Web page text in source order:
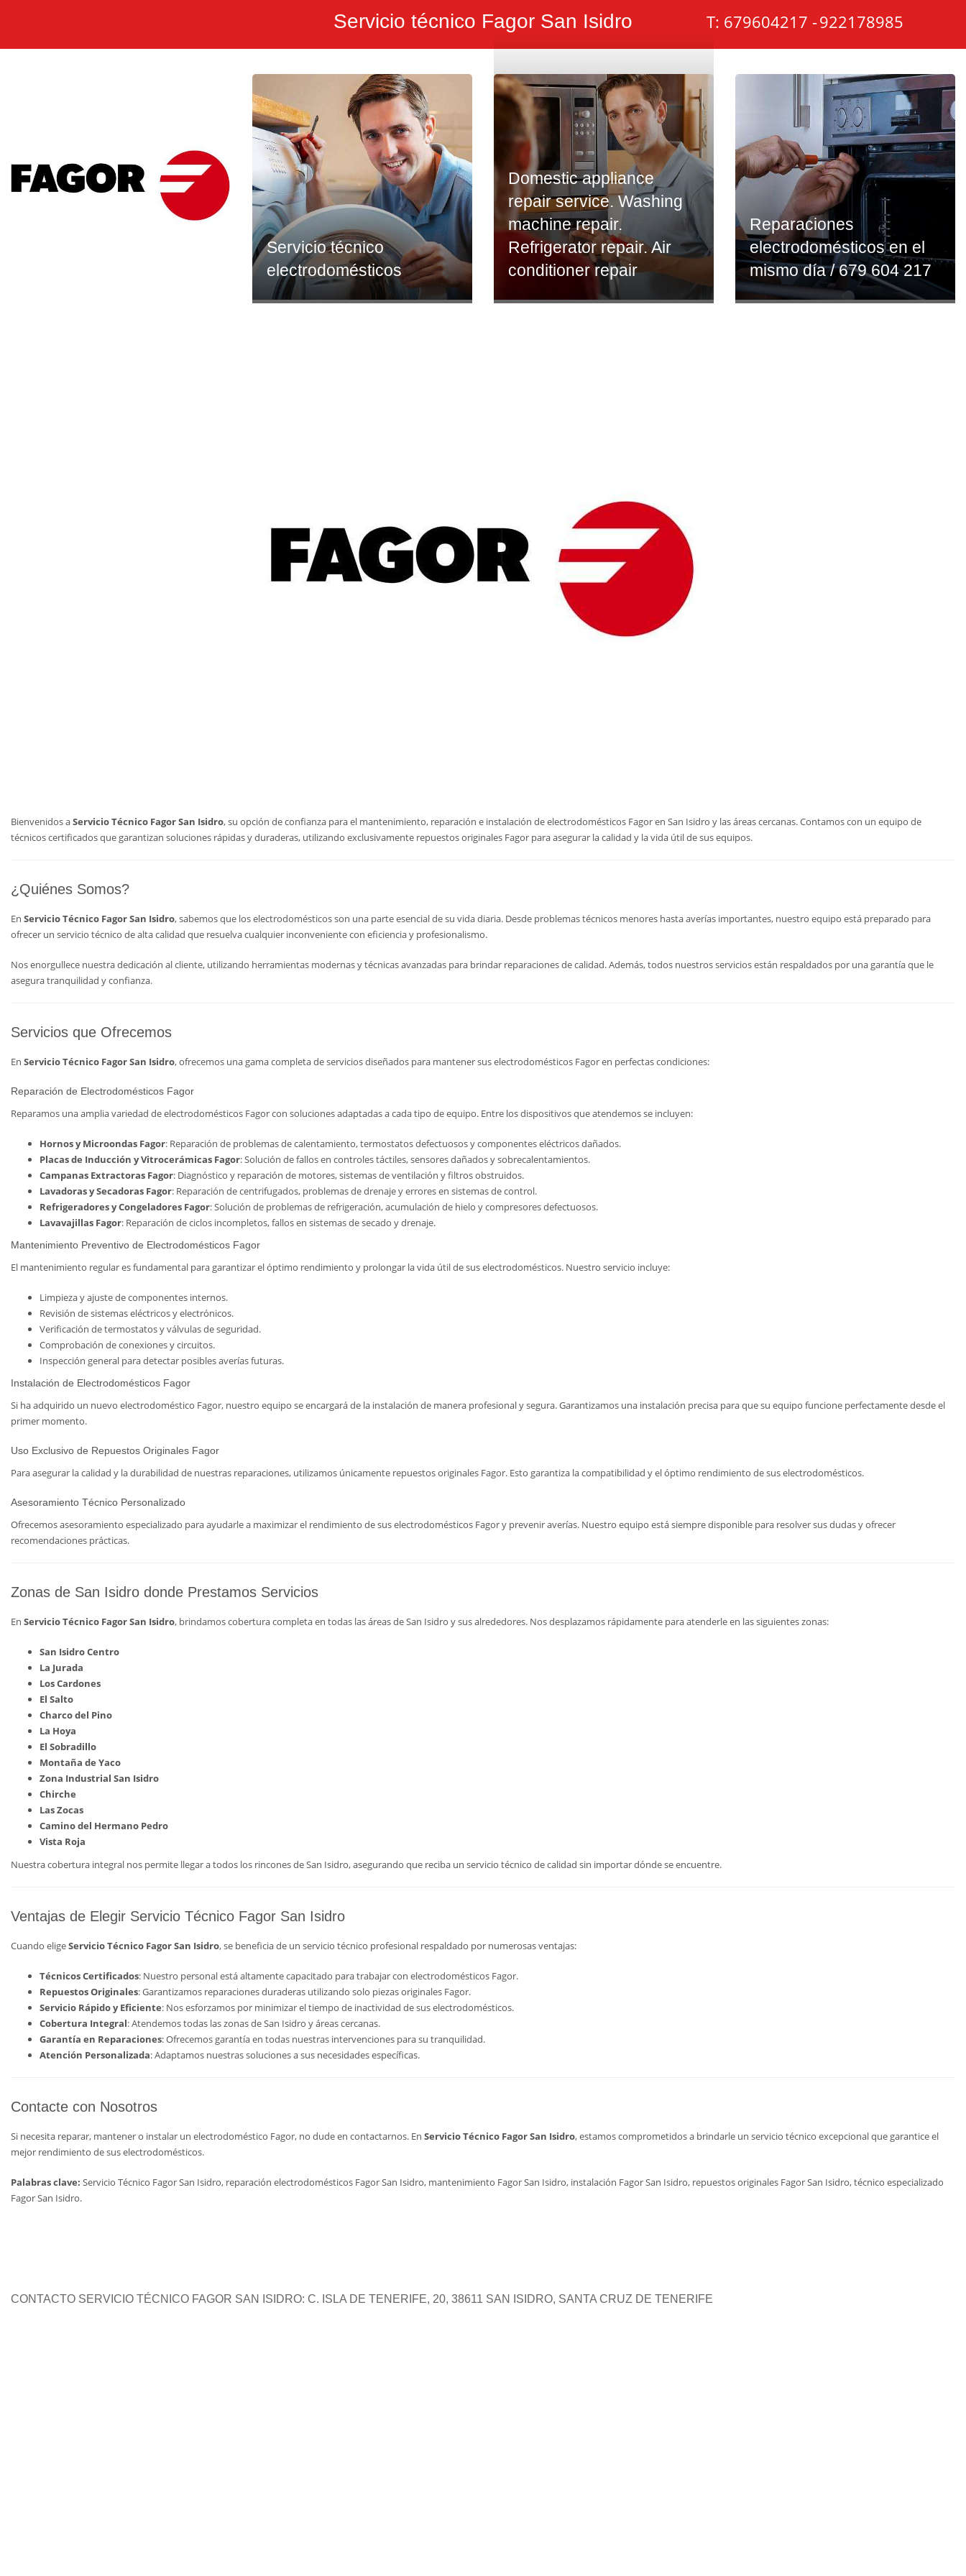
Servicio técnico Fagor San Isidro T: 679604217 -922178985
Servicio técnico
electrodomésticos
Domestic appliance
repair service. Washing
machine repair.
Refrigerator repair. Air
conditioner repair
Reparaciones
electrodomésticos en el
mismo día / 679 604 217
Bienvenidos aServicio Técnico Fagor San Isidro, su opción de confianza para el mantenimiento, reparación e instalación de electrodomésticos Fagor en San Isidro y las áreas cercanas. Contamos con un equipo de
técnicos certificados que garantizan soluciones rápidas y duraderas, utilizando exclusivamente repuestos originales Fagor para asegurar la calidad y la vida útil de sus equipos.
¿Quiénes Somos?
En Servicio Técnico Fagor San Isidro, sabemos que los electrodomésticos son una parte esencial de su vida diaria. Desde problemas técnicos menores hasta averías importantes, nuestro equipo está preparado para
ofrecer un servicio técnico de alta calidad que resuelva cualquier inconveniente con eficiencia y profesionalismo.
Nos enorgullece nuestra dedicación al cliente, utilizando herramientas modernas y técnicas avanzadas para brindar reparaciones de calidad. Además, todos nuestros servicios están respaldados por una garantía que le
asegura tranquilidad y confianza.
Servicios que Ofrecemos
En Servicio Técnico Fagor San Isidro, ofrecemos una gama completa de servicios diseñados para mantener sus electrodomésticos Fagor en perfectas condiciones:
Reparación de Electrodomésticos Fagor
Reparamos una amplia variedad de electrodomésticos Fagor con soluciones adaptadas a cada tipo de equipo. Entre los dispositivos que atendemos se incluyen:
Hornos y Microondas Fagor: Reparación de problemas de calentamiento, termostatos defectuosos y componentes eléctricos dañados.
Placas de Inducción y Vitrocerámicas Fagor: Solución de fallos en controles táctiles, sensores dañados y sobrecalentamientos.
Campanas Extractoras Fagor: Diagnóstico y reparación de motores, sistemas de ventilación y filtros obstruidos.
Lavadoras y Secadoras Fagor: Reparación de centrifugados, problemas de drenaje y errores en sistemas de control.
Refrigeradores y Congeladores Fagor: Solución de problemas de refrigeración, acumulación de hielo y compresores defectuosos.
Lavavajillas Fagor: Reparación de ciclos incompletos, fallos en sistemas de secado y drenaje.
Mantenimiento Preventivo de Electrodomésticos Fagor
El mantenimiento regular es fundamental para garantizar el óptimo rendimiento y prolongar la vida útil de sus electrodomésticos. Nuestro servicio incluye:
Limpieza y ajuste de componentes internos.
Revisión de sistemas eléctricos y electrónicos.
Verificación de termostatos y válvulas de seguridad.
Comprobación de conexiones y circuitos.
Inspección general para detectar posibles averías futuras.
Instalación de Electrodomésticos Fagor
Si ha adquirido un nuevo electrodoméstico Fagor, nuestro equipo se encargará de la instalación de manera profesional y segura. Garantizamos una instalación precisa para que su equipo funcione perfectamente desde el
primer momento.
Uso Exclusivo de Repuestos Originales Fagor
Para asegurar la calidad y la durabilidad de nuestras reparaciones, utilizamos únicamente repuestos originales Fagor. Esto garantiza la compatibilidad y el óptimo rendimiento de sus electrodomésticos.
Asesoramiento Técnico Personalizado
Ofrecemos asesoramiento especializado para ayudarle a maximizar el rendimiento de sus electrodomésticos Fagor y prevenir averías. Nuestro equipo está siempre disponible para resolver sus dudas y ofrecer
recomendaciones prácticas.
Zonas de San Isidro donde Prestamos Servicios
En Servicio Técnico Fagor San Isidro, brindamos cobertura completa en todas las áreas de San Isidro y sus alrededores. Nos desplazamos rápidamente para atenderle en las siguientes zonas:
San Isidro Centro
La Jurada
Los Cardones
El Salto
Charco del Pino
La Hoya
El Sobradillo
Montaña de Yaco
Zona Industrial San Isidro
Chirche
Las Zocas
Camino del Hermano Pedro
Vista Roja
Nuestra cobertura integral nos permite llegar a todos los rincones de San Isidro, asegurando que reciba un servicio técnico de calidad sin importar dónde se encuentre.
Ventajas de Elegir Servicio Técnico Fagor San Isidro
Cuando eligeServicio Técnico Fagor San Isidro, se beneficia de un servicio técnico profesional respaldado por numerosas ventajas:
Técnicos Certificados: Nuestro personal está altamente capacitado para trabajar con electrodomésticos Fagor.
Repuestos Originales: Garantizamos reparaciones duraderas utilizando solo piezas originales Fagor.
Servicio Rápido y Eficiente: Nos esforzamos por minimizar el tiempo de inactividad de sus electrodomésticos.
Cobertura Integral: Atendemos todas las zonas de San Isidro y áreas cercanas.
Garantía en Reparaciones: Ofrecemos garantía en todas nuestras intervenciones para su tranquilidad.
Atención Personalizada: Adaptamos nuestras soluciones a sus necesidades específicas.
Contacte con Nosotros
Si necesita reparar, mantener o instalar un electrodoméstico Fagor, no dude en contactarnos. En Servicio Técnico Fagor San Isidro, estamos comprometidos a brindarle un servicio técnico excepcional que garantice el
mejor rendimiento de sus electrodomésticos.
Palabras clave: Servicio Técnico Fagor San Isidro, reparación electrodomésticos Fagor San Isidro, mantenimiento Fagor San Isidro, instalación Fagor San Isidro, repuestos originales Fagor San Isidro, técnico especializado
Fagor San Isidro.
CONTACTO SERVICIO TÉCNICO FAGOR SAN ISIDRO: C. ISLA DE TENERIFE, 20, 38611 SAN ISIDRO, SANTA CRUZ DE TENERIFE